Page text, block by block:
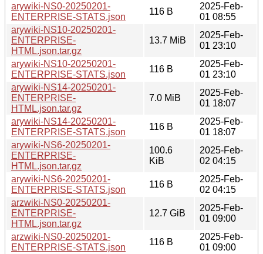
arywiki-NS0-20250201-
ENTERPRISE-STATS.json
116 B
2025-Feb-
01 08:55
arywiki-NS10-20250201-
ENTERPRISE-
HTML.json.tar.gz
13.7 MiB
2025-Feb-
01 23:10
arywiki-NS10-20250201-
ENTERPRISE-STATS.json
116 B
2025-Feb-
01 23:10
arywiki-NS14-20250201-
ENTERPRISE-
HTML.json.tar.gz
7.0 MiB
2025-Feb-
01 18:07
arywiki-NS14-20250201-
ENTERPRISE-STATS.json
116 B
2025-Feb-
01 18:07
arywiki-NS6-20250201-
ENTERPRISE-
HTML.json.tar.gz
100.6
KiB
2025-Feb-
02 04:15
arywiki-NS6-20250201-
ENTERPRISE-STATS.json
116 B
2025-Feb-
02 04:15
arzwiki-NS0-20250201-
ENTERPRISE-
HTML.json.tar.gz
12.7 GiB
2025-Feb-
01 09:00
arzwiki-NS0-20250201-
ENTERPRISE-STATS.json
116 B
2025-Feb-
01 09:00